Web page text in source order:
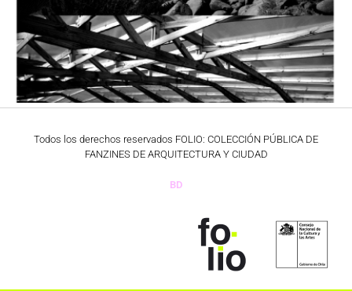
Todos los derechos reservados FOLIO: COLECCIÓN PÚBLICA DE
FANZINES DE ARQUITECTURA Y CIUDAD
BD